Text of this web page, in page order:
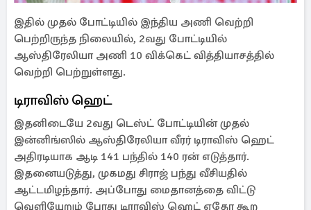
இதில் முதல் போட்டியில் இந்திய அணி வெற்றி
பெற்றிருந்த நிலையில், 2வது போட்டியில்
ஆஸ்திரேலியா அணி 10 விக்கெட் வித்தியாசத்தில்
வெற்றி பெற்றுள்ளது.
டிராவிஸ் ஹெட்
இதனிடையே 2வது டெஸ்ட் போட்டியின் முதல்
இன்னிங்ஸில் ஆஸ்திரேலியா வீரர் டிராவிஸ் ஹெட்
அதிரடியாக ஆடி 141 பந்தில் 140 ரன் எடுத்தார்.
இதனையடுத்து, முகமது சிராஜ் பந்து வீசியதில்
ஆட்டமிழந்தார். அப்போது மைதானத்தை விட்டு
வெளியேறும் போது டிராவிஸ் ஹெட் ஏதோ கூற